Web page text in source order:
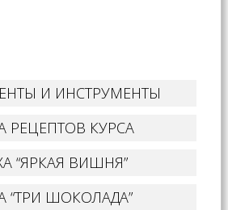
И ИНСТРУМЕНТЫ
РЕЦЕПТОВ КУРСА
“ЯРКАЯ ВИШНЯ”
“ТРИ ШОКОЛАДА”